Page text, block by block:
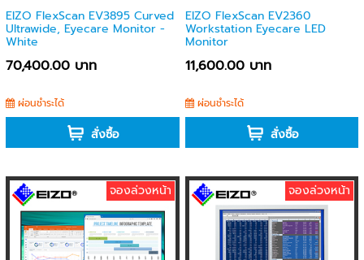
EIZO FlexScan EV3895 Curved
Ultrawide, Eyecare Monitor -
White
70,400.00 บาท
ผ่อนชำระได้
สั่งซื้อ
EIZO FlexScan EV2360
Workstation Eyecare LED
Monitor
11,600.00 บาท
ผ่อนชำระได้
สั่งซื้อ
จองล่วงหน้า จองล่วงหน้า